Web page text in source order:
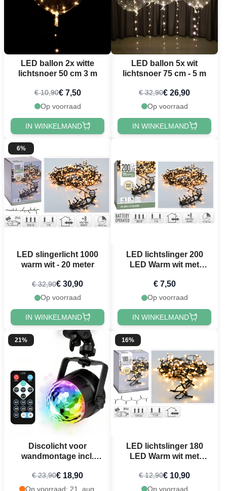
LED ballon 2x witte
lichtsnoer 50 cm 3 m
€ 10,90€ 7,50
Op voorraad
IN WINKELMAND
LED ballon 5x wit
lichtsnoer 75 cm - 5 m
€ 32,90€ 26,90
Op voorraad
IN WINKELMAND
6%
LED slingerlicht 1000
warm wit - 20 meter
€ 32,90€ 30,90
Op voorraad
IN WINKELMAND
LED lichtslinger 200
LED Warm wit met
€ 7,50
Op voorraad
IN WINKELMAND
21%
Discolicht voor
wandmontage incl.
€ 23,90€ 18,90
Op voorraad: 21. aug.
16%
LED lichtslinger 180
LED Warm wit met
€ 12,90€ 10,90
Op voorraad